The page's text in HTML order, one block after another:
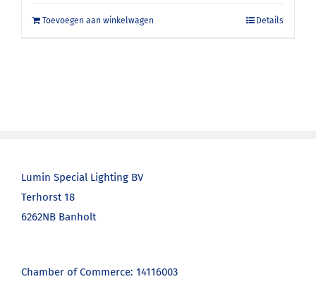
Toevoegen aan winkelwagen Details
Lumin Special Lighting BV
Terhorst 18
6262NB Banholt
Chamber of Commerce: 14116003